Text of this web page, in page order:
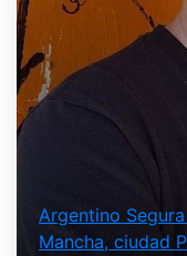
Argentino
Mancha, ciudad